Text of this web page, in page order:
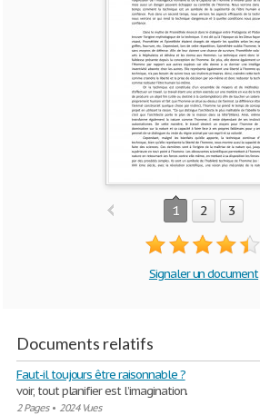
1 2 3
Signaler un document
Documents relatifs
Faut-il toujours être raisonnable ?
voir, tout planifier est l’imagination.
2 Pages• 2024 Vues